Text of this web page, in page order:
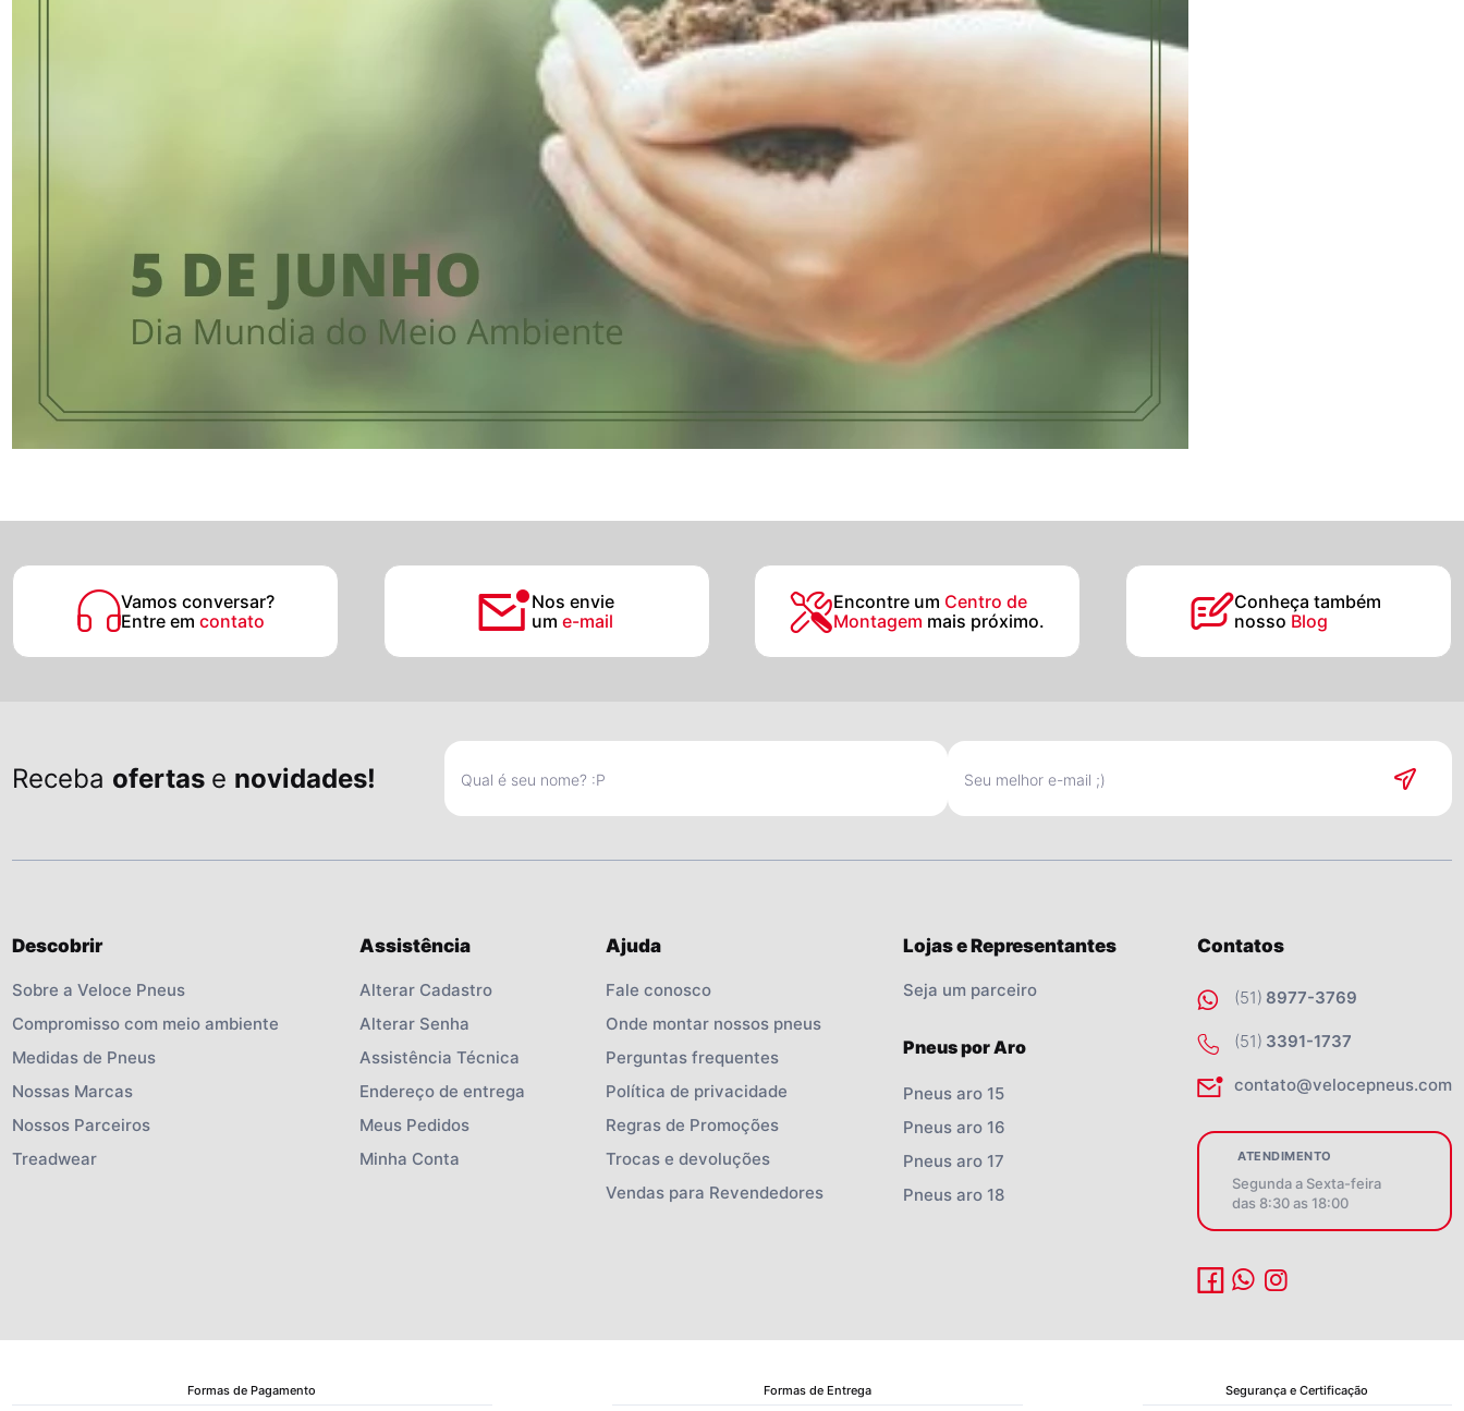
Vamos conversar?
Entre em contato
Nos envie
ume-mail
Encontre um Centro de
Montagem mais próximo.
Conheça também
nosso Blog
Receba ofertas e novidades!
Descobrir
Sobre a Veloce Pneus
Compromisso com meio ambiente
Medidas de Pneus
Nossas Marcas
Nossos Parceiros
Treadwear
Assistência
Alterar Cadastro
Alterar Senha
Assistência Técnica
Endereço de entrega
Meus Pedidos
Minha Conta
Ajuda
Fale conosco
Onde montar nossos pneus
Perguntas frequentes
Política de privacidade
Regras de Promoções
Trocas e devoluções
Vendas para Revendedores
Lojas e Representantes
Seja um parceiro
Pneus por Aro
Pneus aro 15
Pneus aro 16
Pneus aro 17
Pneus aro 18
Contatos
(51) 8977-3769
(51) 3391-1737
contato@velocepneus.com
ATENDIMENTO
Segunda a Sexta-feira
das 8:30 as 18:00
Formas de Pagamento Formas de Entrega Segurança e Certificação